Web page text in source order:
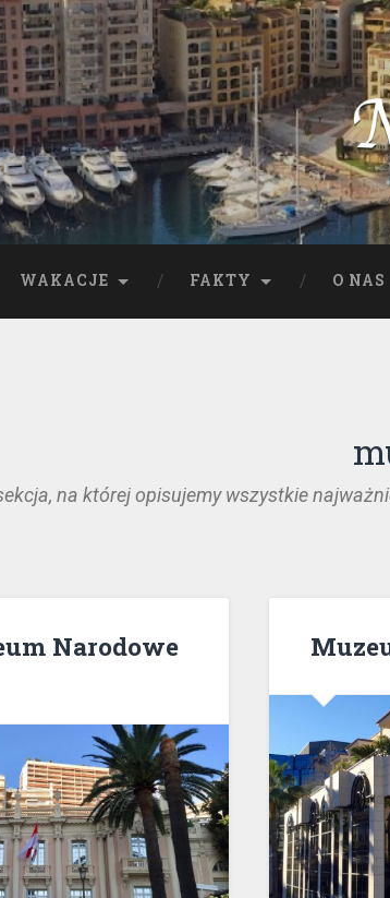
WAKACJE FAKTY O NAS
na której opisujemy wszystkie
Narodowe